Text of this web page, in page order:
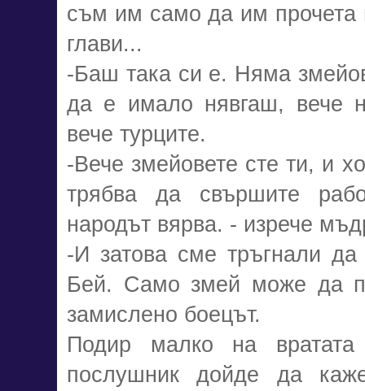
съм им само да им прочета
глави...
-Баш така си е. Няма
да е имало нявгаш, вече
вече турците.
-Вече змейовете сте ти, и
трябва да свършите
народът вярва. - изрече
-И затова сме тръгнали
Бей. Само змей може да
замислено боецът.
Подир малко на
послушник дойде да